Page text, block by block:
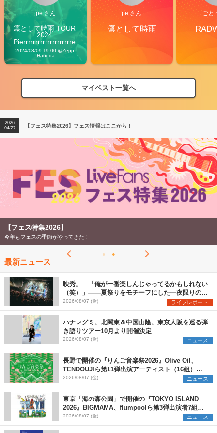
pe さん
凛として時雨 TOUR
2024
Pierrrrrrrrrrrrrrrrrrrre
Vibes
2024/08/09 19:00 @Zepp
Haneda
pe さん
凛として時雨
ごと
マイベスト一覧へ
【フェス特集2026】フェス情報はここから！
【フェス特集2026】フェス情報はここから！
2026
07/28
【ライブ動員ランキング】2026年上半期編発表！
【フェス特集2026】
今年もフェスの季節がやってきた！
最新ニュース
映秀。 「俺が一番楽しんじゃってるかもしれない
（笑）」――夏祭りをモチーフにした一夜限りのス
ペシャルライブ『色祭』レポート
2026/08/07 (金) ライブレポート
ハナレグミ、北関東＆中国山陰、東京大阪を巡る弾
き語りツアー10月より開催決定
2026/08/07 (金) ニュース
長野で開催の『りんご音楽祭2026』Olive Oil、
TENDOUJIら第11弾出演アーティスト（16組）を
発表
2026/08/07 (金) ニュース
東京「海の森公園」で開催の『TOKYO ISLAND
2026』BIGMAMA、flumpoolら第3弾出演者7組を
発表 ワークショップ・アート出展者を募集
2026/08/07 (金) ニュース